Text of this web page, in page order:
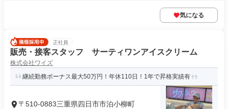
気になる
正社員
販売・接客スタッフ サーティワンアイスクリーム
株式会社ワイズ
継続勤務ボーナス最大50万円！年休110日！1年で昇格実績有
〒510-0883三重県四日市市泊小柳町